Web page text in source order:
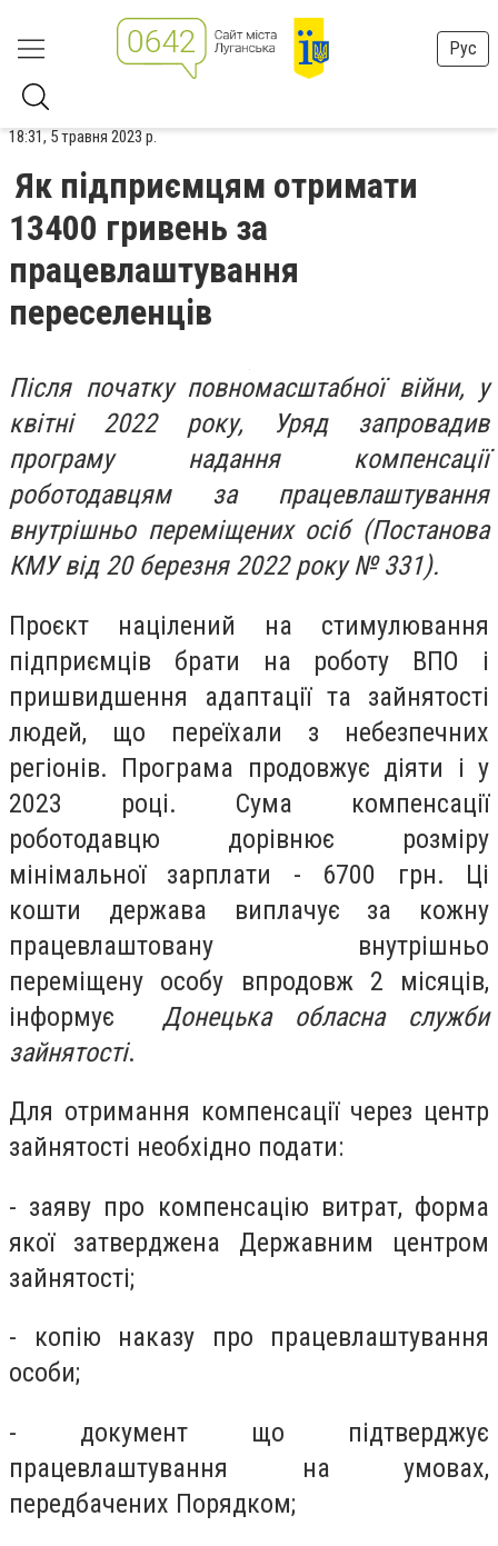
Рус
18:31, 5 травня 2023 р.
Як підприємцям отримати
13400 гривень за
працевлаштування
переселенців
Після початку повномасштабної війни, у
квітні 2022 року, Уряд запровадив
програму надання компенсації
роботодавцям за працевлаштування
внутрішньо переміщених осіб (Постанова
КМУ від 20 березня 2022 року № 331).
Проєкт націлений на стимулювання
підприємців брати на роботу ВПО і
пришвидшення адаптації та зайнятості
людей, що переїхали з небезпечних
регіонів. Програма продовжує діяти і у
2023 році. Сума компенсації
роботодавцю дорівнює розміру
мінімальної зарплати - 6700 грн. Ці
кошти держава виплачує за кожну
працевлаштовану внутрішньо
переміщену особу впродовж 2 місяців,
інформує Донецька обласна служби
зайнятості.
Для отримання компенсації через центр
зайнятості необхідно подати:
- заяву про компенсацію витрат, форма
якої затверджена Державним центром
зайнятості;
- копію наказу про працевлаштування
особи;
- документ що підтверджує
працевлаштування на умовах,
передбачених Порядком;